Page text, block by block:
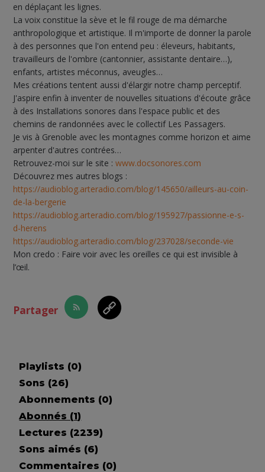
en déplaçant les lignes.
La voix constitue la sève et le fil rouge de ma démarche
anthropologique et artistique. Il m'importe de donner la parole
à des personnes que l'on entend peu : éleveurs, habitants,
travailleurs de l'ombre (cantonnier, assistante dentaire…),
enfants, artistes méconnus, aveugles…
Mes créations tentent aussi d'élargir notre champ perceptif.
J'aspire enfin à inventer de nouvelles situations d'écoute grâce
à des Installations sonores dans l'espace public et des
chemins de randonnées avec le collectif Les Passagers.
Je vis à Grenoble avec les montagnes comme horizon et aime
arpenter d'autres contrées…
Retrouvez-moi sur le site :www.docsonores.com
Découvrez mes autres blogs :
https://audioblog.arteradio.com/blog/145650/ailleurs-au-coin-
de-la-bergerie
https://audioblog.arteradio.com/blog/195927/passionne-e-s-
d-herens
https://audioblog.arteradio.com/blog/237028/seconde-vie
Mon credo : Faire voir avec les oreilles ce qui est invisible à
l’œil.
Partager
Playlists (0)
Sons (26)
Abonnements (0)
Abonnés (1)
Lectures (2239)
Sons aimés (6)
Commentaires (0)